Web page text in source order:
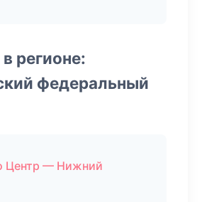
регионе:
федеральный
Центр — Нижний